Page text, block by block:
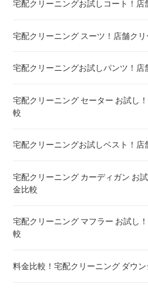
宅配クリーニング 絨毯・カーペッ
宅配クリーニング シーツ ! 安いラ
布団クリーニング 敷布団 ! 料金 比
布団クリーニング ベビーふとん !
布団クリーニング+レンタル布団 !
エアウィーヴ マットレスのクリー
宅配クリーニングお試しコート！店
宅配クリーニング スーツ！店舗ク
宅配クリーニングお試しパンツ！店
宅配クリーニング セーター お試し
較
宅配クリーニングお試しベスト！店
宅配クリーニング カーディガン お
金比較
宅配クリーニング マフラー お試し
較
料金比較！宅配クリーニング ダウン